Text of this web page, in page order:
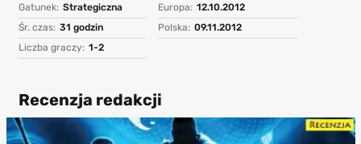
Gatunek: Strategiczna
Śr. czas: 31 godzin
Liczba graczy: 1-2
Europa: 12.10.2012
Polska: 09.11.2012
Recenzja redakcji